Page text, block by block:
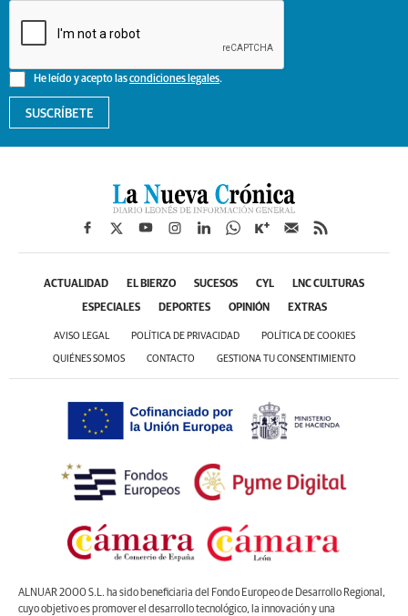
He leído y acepto lascondiciones legales.
SUSCRÍBETE
ACTUALIDAD EL BIERZO SUCESOS CYL LNC CULTURAS
ESPECIALES DEPORTES OPINIÓN EXTRAS
AVISO LEGAL POLÍTICA DE PRIVACIDAD POLÍTICA DE COOKIES
QUIÉNES SOMOS CONTACTO GESTIONA TU CONSENTIMIENTO
ALNUAR 2000 S.L. ha sido beneficiaria del Fondo Europeo de Desarrollo Regional,
cuyo objetivo es promover el desarrollo tecnológico, la innovación y una